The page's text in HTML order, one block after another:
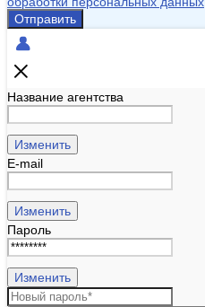
Отправить
Название агентства
Изменить
E-mail
Изменить
Пароль
Изменить